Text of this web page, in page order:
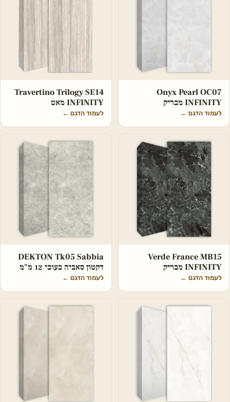
Onyx Pearl OC07
INFINITY מבריק
לעמוד הדגם ←
Travertino Trilogy SE14
INFINITY מאט
לעמוד הדגם ←
Verde France MB15
INFINITY מבריק
לעמוד הדגם ←
DEKTON Tk05 Sabbia
דקטון סאביה בעובי 12 מ"מ
לעמוד הדגם ←